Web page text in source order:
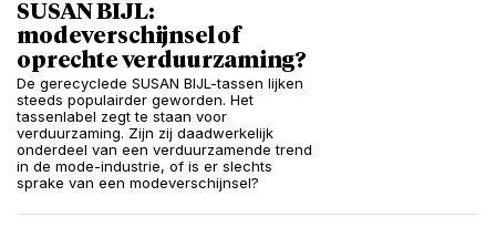
SUSAN BIJL:
modeverschijnsel of
oprechte verduurzaming?
De gerecyclede SUSAN BIJL-tassen lijken
steeds populairder geworden. Het
tassenlabel zegt te staan voor
verduurzaming. Zijn zij daadwerkelijk
onderdeel van een verduurzamende trend
in de mode-industrie, of is er slechts
sprake van een modeverschijnsel?